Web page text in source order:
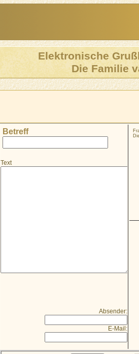
Elektronische
Die Familie
Betreff
Text
Absender:
E-Mail: